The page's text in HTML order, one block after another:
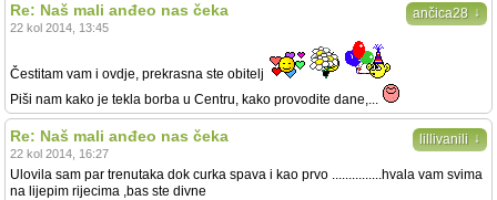
ančica28 ↓
Re: Naš mali anđeo nas čeka
22 kol 2014, 13:45
Čestitam vam i ovdje, prekrasna ste obitelj
Piši nam kako je tekla borba u Centru, kako provodite dane,...
lillivanili ↓
Re: Naš mali anđeo nas čeka
22 kol 2014, 16:27
Ulovila sam par trenutaka dok curka spava i kao prvo ...............hvala vam svima
na lijepim rijecima ,bas ste divne